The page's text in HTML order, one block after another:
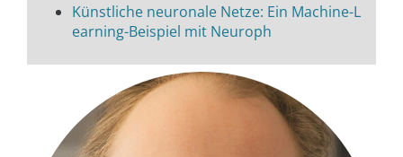
Künstliche neuronale Netze: Ein Machine-L
earning-Beispiel mit Neuroph